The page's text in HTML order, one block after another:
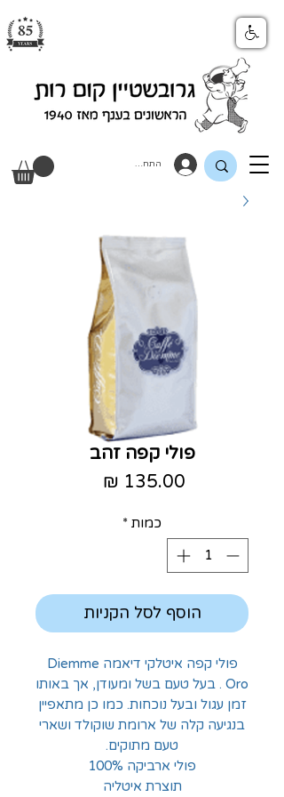
התחבר
פולי קפה זהב
כמות *
הוסף לסל הקניות
פולי קפה איטלקי דיאמה Diemme
Oro . בעל טעם בשל ומעודן, אך באותו
זמן עגול ובעל נוכחות. כמו כן מתאפיין
בנגיעה קלה של ארומת שוקולד ושארי
טעם מתוקים.
פולי ארביקה 100%
תוצרת איטליה